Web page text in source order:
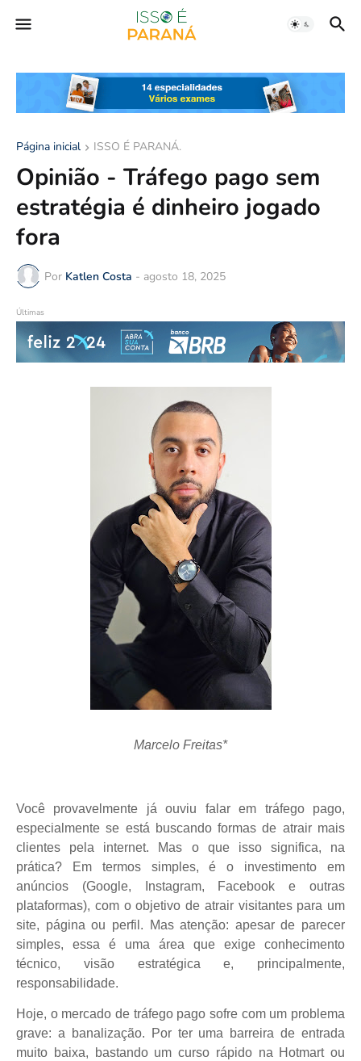
Página inicial ISSO É PARANÁ.
Opinião - Tráfego pago sem
estratégia é dinheiro jogado
fora
Por Katlen Costa - agosto 18, 2025
Últimas
Marcelo Freitas*
Você provavelmente já ouviu falar em tráfego pago,
especialmente se está buscando formas de atrair mais
clientes pela internet. Mas o que isso significa, na
prática? Em termos simples, é o investimento em
anúncios (Google, Instagram, Facebook e outras
plataformas), com o objetivo de atrair visitantes para um
site, página ou perfil. Mas atenção: apesar de parecer
simples, essa é uma área que exige conhecimento
técnico, visão estratégica e, principalmente,
responsabilidade.
Hoje, o mercado de tráfego pago sofre com um problema
grave: a banalização. Por ter uma barreira de entrada
muito baixa, bastando um curso rápido na Hotmart ou